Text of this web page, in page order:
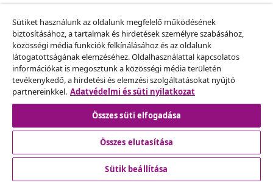
vidaXL
Fedezz fel többet
© 2008-2026 vidaXL A www.vidaxl.hu a vidaXL Marketplace
Sütiket használunk az oldalunk megfelelő működésének
biztosításához, a tartalmak és hirdetések személyre szabásához,
közösségi média funkciók felkínálásához és az oldalunk
látogatottságának elemzéséhez. Oldalhasználattal kapcsolatos
információkat is megosztunk a közösségi média területén
tevékenykedő, a hirdetési és elemzési szolgáltatásokat nyújtó
partnereinkkel. Adatvédelmi és süti nyilatkozat
Összes süti elfogadása
Összes elutasítása
Sütik beállítása